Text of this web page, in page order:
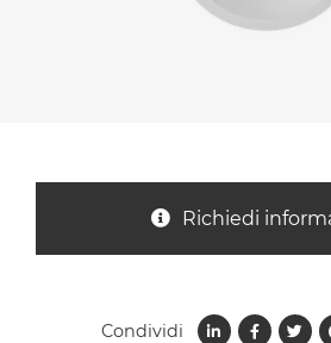
Richiedi
Condividi